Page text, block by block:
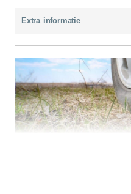
Extra informatie